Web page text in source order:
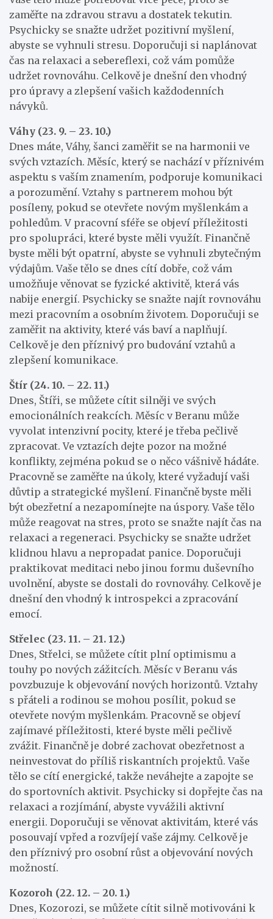
zaměřte na zdravou stravu a dostatek tekutin.
Psychicky se snažte udržet pozitivní myšlení,
abyste se vyhnuli stresu. Doporučuji si naplánovat
čas na relaxaci a sebereflexi, což vám pomůže
udržet rovnováhu. Celkově je dnešní den vhodný
pro úpravy a zlepšení vašich každodenních
návyků.
Váhy (23. 9. – 23. 10.)
Dnes máte, Váhy, šanci zaměřit se na harmonii ve
svých vztazích. Měsíc, který se nachází v příznivém
aspektu s vaším znamením, podporuje komunikaci
a porozumění. Vztahy s partnerem mohou být
posíleny, pokud se otevřete novým myšlenkám a
pohledům. V pracovní sféře se objeví příležitosti
pro spolupráci, které byste měli využít. Finančně
byste měli být opatrní, abyste se vyhnuli zbytečným
výdajům. Vaše tělo se dnes cítí dobře, což vám
umožňuje věnovat se fyzické aktivitě, která vás
nabije energií. Psychicky se snažte najít rovnováhu
mezi pracovním a osobním životem. Doporučuji se
zaměřit na aktivity, které vás baví a naplňují.
Celkově je den příznivý pro budování vztahů a
zlepšení komunikace.
Štír (24. 10. – 22. 11.)
Dnes, Štíři, se můžete cítit silněji ve svých
emocionálních reakcích. Měsíc v Beranu může
vyvolat intenzivní pocity, které je třeba pečlivě
zpracovat. Ve vztazích dejte pozor na možné
konflikty, zejména pokud se o něco vášnivě hádáte.
Pracovně se zaměřte na úkoly, které vyžadují vaši
důvtip a strategické myšlení. Finančně byste měli
být obezřetní a nezapomínejte na úspory. Vaše tělo
může reagovat na stres, proto se snažte najít čas na
relaxaci a regeneraci. Psychicky se snažte udržet
klidnou hlavu a nepropadat panice. Doporučuji
praktikovat meditaci nebo jinou formu duševního
uvolnění, abyste se dostali do rovnováhy. Celkově je
dnešní den vhodný k introspekci a zpracování
emocí.
Střelec (23. 11. – 21. 12.)
Dnes, Střelci, se můžete cítit plní optimismu a
touhy po nových zážitcích. Měsíc v Beranu vás
povzbuzuje k objevování nových horizontů. Vztahy
s přáteli a rodinou se mohou posílit, pokud se
otevřete novým myšlenkám. Pracovně se objeví
zajímavé příležitosti, které byste měli pečlivě
zvážit. Finančně je dobré zachovat obezřetnost a
neinvestovat do příliš riskantních projektů. Vaše
tělo se cítí energické, takže neváhejte a zapojte se
do sportovních aktivit. Psychicky si dopřejte čas na
relaxaci a rozjímání, abyste vyvážili aktivní
energii. Doporučuji se věnovat aktivitám, které vás
posouvají vpřed a rozvíjejí vaše zájmy. Celkově je
den příznivý pro osobní růst a objevování nových
možností.
Kozoroh (22. 12. – 20. 1.)
Dnes, Kozorozi, se můžete cítit silně motivováni k